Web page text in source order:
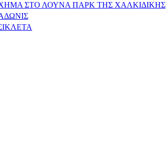
ΣΤΟ ΛΟΥΝΑ ΠΑΡΚ ΤΗΣ ΧΑΛΚΙΔΙΚΗΣ